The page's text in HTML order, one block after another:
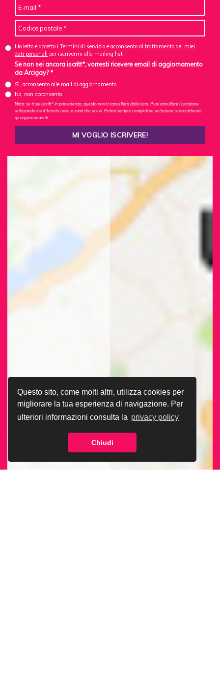
Questo sito, come molti altri, utilizza cookies per
migliorare la tua esperienza di navigazione. Per
ulteriori informazioni consulta la privacy policy
Chiudi
Ho letto e accetto i Termini di servizio e acconsento al trattamento dei miei
dati personali per iscrivermi alla mailing list
Se non sei ancora iscritt*, vorresti ricevere email di aggiornamento
da Arcigay? *
Sì, acconsento alle mail di aggiornamento
No, non acconsento
Nota: se ti sei iscritt* in precedenza, questo non ti cancellerà dalla lista. Puoi annullare l'iscrizione
utilizzando il link fornito nelle e-mail che ricevi. Potrai sempre completare un'azione senza attivare
gli aggiornamenti.